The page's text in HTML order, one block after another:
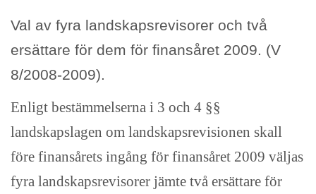
Val av fyra landskapsrevisorer och två
ersättare för dem för finansåret 2009. (V
8/2008-2009).
Enligt bestämmelserna i 3 och 4 §§
landskapslagen om landskapsrevisionen skall
före finansårets ingång för finansåret 2009 väljas
fyra landskapsrevisorer jämte två ersättare för